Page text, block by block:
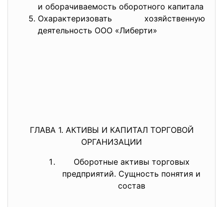
и оборачиваемость оборотного капитала
Охарактеризовать хозяйственную
деятельность ООО «Либерти»
ГЛАВА 1. АКТИВЫ И КАПИТАЛ ТОРГОВОЙ
ОРГАНИЗАЦИИ
Оборотные активы торговых
предприятий. Сущность понятия и
состав